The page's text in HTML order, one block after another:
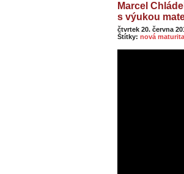
Marcel
s výukou
čtvrtek 20. června
Štítky: nová maturita